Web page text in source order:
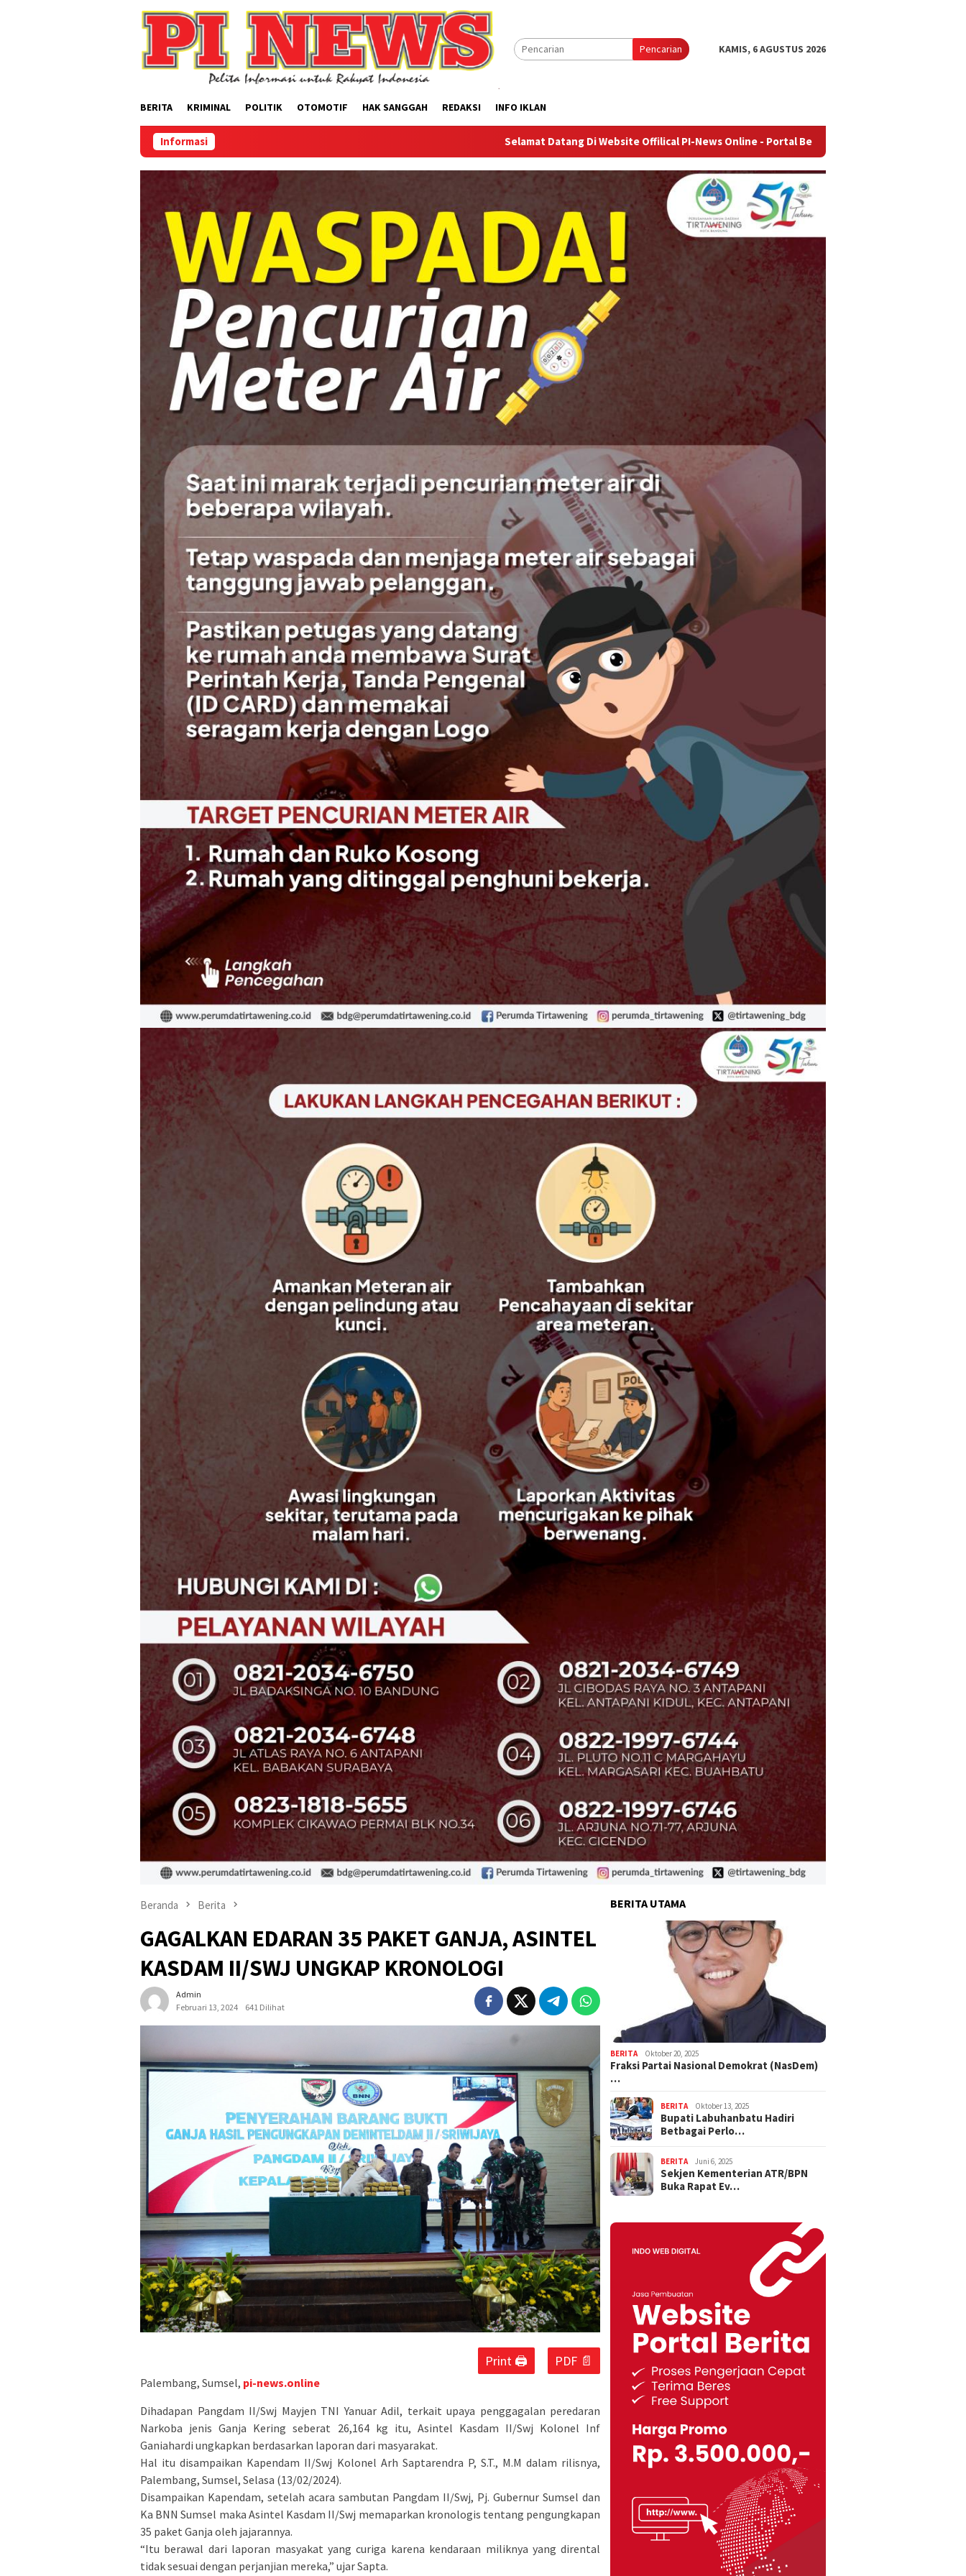
Pencarian
KAMIS, 6 AGUSTUS 2026
BERITA KRIMINAL POLITIK OTOMOTIF HAK SANGGAH REDAKSI INFO IKLAN
Informasi Selamat Datang Di Website Offilical PI-News Online - Portal Berita Terupdate & Terpercaya
Beranda Berita
GAGALKAN EDARAN 35 PAKET GANJA, ASINTEL
KASDAM II/SWJ UNGKAP KRONOLOGI
Admin
Februari 13, 2024
641 Dilihat
Print 🖨 PDF 📄
Palembang, Sumsel, pi-news.online
Dihadapan Pangdam II/Swj Mayjen TNI Yanuar Adil, terkait upaya penggagalan peredaran
Narkoba jenis Ganja Kering seberat 26,164 kg itu, Asintel Kasdam II/Swj Kolonel Inf
Ganiahardi ungkapkan berdasarkan laporan dari masyarakat.
Hal itu disampaikan Kapendam II/Swj Kolonel Arh Saptarendra P, S.T., M.M dalam rilisnya,
Palembang, Sumsel, Selasa (13/02/2024).
Disampaikan Kapendam, setelah acara sambutan Pangdam II/Swj, Pj. Gubernur Sumsel dan
Ka BNN Sumsel maka Asintel Kasdam II/Swj memaparkan kronologis tentang pengungkapan
35 paket Ganja oleh jajarannya.
“Itu berawal dari laporan masyakat yang curiga karena kendaraan miliknya yang dirental
tidak sesuai dengan perjanjian mereka,” ujar Sapta.
BERITA UTAMA
BERITA Oktober 20, 2025
Fraksi Partai Nasional Demokrat (NasDem)
…
BERITA Oktober 13, 2025
Bupati Labuhanbatu Hadiri
Betbagai Perlo…
BERITA Juni 6, 2025
Sekjen Kementerian ATR/BPN
Buka Rapat Ev…